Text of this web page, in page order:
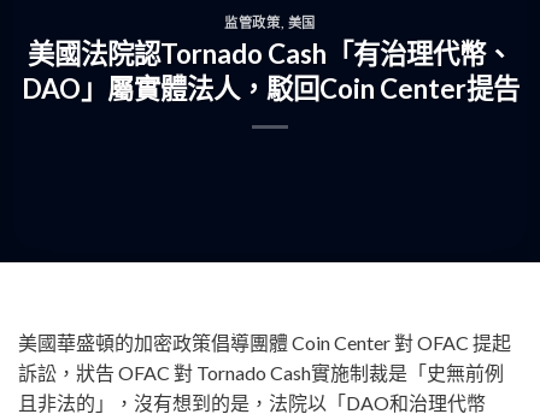
监管政策 美国
美國法院認Tornado Cash「有治理代幣、
DAO」屬實體法人，駁回Coin Center提告
美國華盛頓的加密政策倡導團體 Coin Center 對 OFAC 提起
訴訟，狀告 OFAC 對 Tornado Cash實施制裁是「史無前例
且非法的」，沒有想到的是，法院以「DAO和治理代幣